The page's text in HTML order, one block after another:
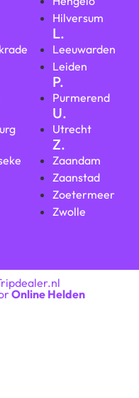
Hilversum
L.
Leeuwarden
Leiden
P.
Purmerend
U.
Utrecht
Z.
Zaandam
Zaanstad
Zoetermeer
Zwolle
Online Helden